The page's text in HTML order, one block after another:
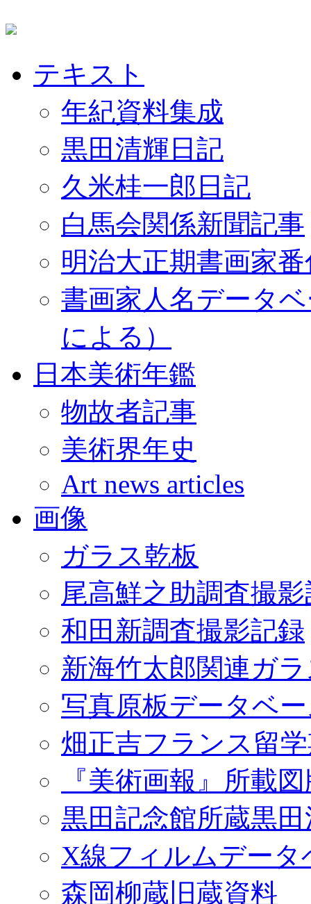
テキスト
年紀資料集成
黒田清輝日記
久米桂一郎日記
白馬会関係新聞記事
明治大正期書画家
書画家人名データ
による）
日本美術年鑑
物故者記事
美術界年史
Art news articles
画像
ガラス乾板
尾高鮮之助調査撮
和田新調査撮影記録
新海竹太郎関連ガ
写真原板データベ
畑正吉フランス留
『美術画報』所載
黒田記念館所蔵黒
X線フィルムデータ
森岡柳蔵旧蔵資料